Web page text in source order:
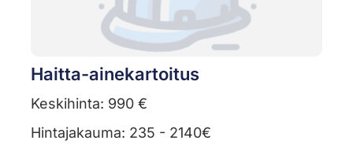
Haitta-ainekartoitus
Keskihinta: 990 €
Hintajakauma: 235 - 2140€